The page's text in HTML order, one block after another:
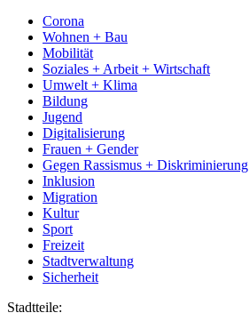
Corona
Wohnen + Bau
Mobilität
Soziales + Arbeit + Wirtschaft
Umwelt + Klima
Bildung
Jugend
Digitalisierung
Frauen + Gender
Gegen Rassismus + Diskriminierung
Inklusion
Migration
Kultur
Sport
Freizeit
Stadtverwaltung
Sicherheit
Stadtteile: